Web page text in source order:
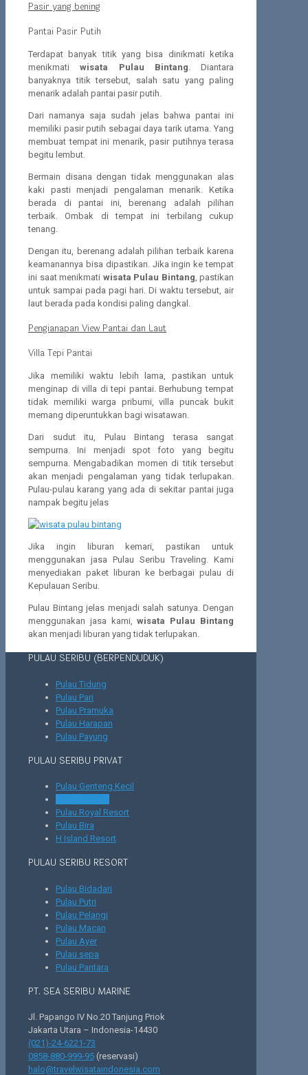
Pasir yang bening
Pantai Pasir Putih
Terdapat banyak titik yang bisa dinikmati ketika
menikmatiwisata Pulau Bintang. Diantara
banyaknya titik tersebut, salah satu yang paling
menarik adalah pantai pasir putih.
Dari namanya saja sudah jelas bahwa pantai ini
memiliki pasir putih sebagai daya tarik utama. Yang
membuat tempat ini menarik, pasir putihnya terasa
begitu lembut.
Bermain disana dengan tidak menggunakan alas
kaki pasti menjadi pengalaman menarik. Ketika
berada di pantai ini, berenang adalah pilihan
terbaik. Ombak di tempat ini terbilang cukup
tenang.
Dengan itu, berenang adalah pilihan terbaik karena
keamanannya bisa dipastikan. Jika ingin ke tempat
ini saat menikmati wisata Pulau Bintang, pastikan
untuk sampai pada pagi hari. Di waktu tersebut, air
laut berada pada kondisi paling dangkal.
Pengianapan View Pantai dan Laut
Villa Tepi Pantai
Jika memiliki waktu lebih lama, pastikan untuk
menginap di villa di tepi pantai. Berhubung tempat
tidak memiliki warga pribumi, villa puncak bukit
memang diperuntukkan bagi wisatawan.
Dari sudut itu, Pulau Bintang terasa sangat
sempurna. Ini menjadi spot foto yang begitu
sempurna. Mengabadikan momen di titik tersebut
akan menjadi pengalaman yang tidak terlupakan.
Pulau-pulau karang yang ada di sekitar pantai juga
nampak begitu jelas
Jika ingin liburan kemari, pastikan untuk
menggunakan jasa Pulau Seribu Traveling. Kami
menyediakan paket liburan ke berbagai pulau di
Kepulauan Seribu.
Pulau Bintang jelas menjadi salah satunya. Dengan
menggunakan jasa kami,wisata Pulau Bintang
akan menjadi liburan yang tidak terlupakan.
PULAU SERIBU (BERPENDUDUK)
Pulau Tidung
Pulau Pari
Pulau Pramuka
Pulau Harapan
Pulau Payung
PULAU SERIBU PRIVAT
Pulau Genteng Kecil
Pulau Royal Resort
Pulau Bira
H Island Resort
PULAU SERIBU RESORT
Pulau Bidadari
Pulau Putri
Pulau Pelangi
Pulau Macan
Pulau Ayer
Pulau sepa
Pulau Pantara
PT. SEA SERIBU MARINE
Jl. Papango IV No.20 Tanjung Priok
Jakarta Utara – Indonesia-14430
(021)-24-6221-73
0858-880-999-95 (reservasi)
halo@travelwisataindonesia.com